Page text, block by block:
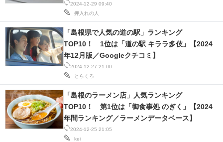
2024-12-29 09:40
押入れの人
果】
2024-12-27 21:00
とらくろ
「島根県で人気の道の駅」ランキング
TOP10！ 1位は「道の駅 キララ多伎」【2024
年12月版／Googleクチコミ】
2024-12-25 21:05
kei
「島根のラーメン店」人気ランキング
TOP10！ 第1位は「御食事処 のぎく」【2024
年間ランキング／ラーメンデータベース】